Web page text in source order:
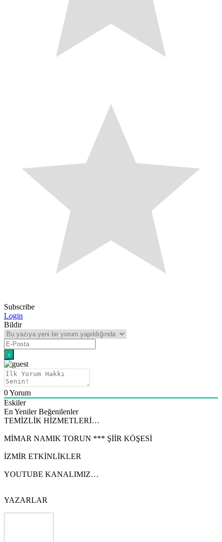
Subscribe
Login
Bildir
0Yorum
Eskiler
En Yeniler Beğenilenler
TEMİZLİK HİZMETLERİ…
MİMAR NAMIK TORUN *** ŞİİR KÖŞESİ
İZMİR ETKİNLİKLER
YOUTUBE KANALIMIZ…
YAZARLAR